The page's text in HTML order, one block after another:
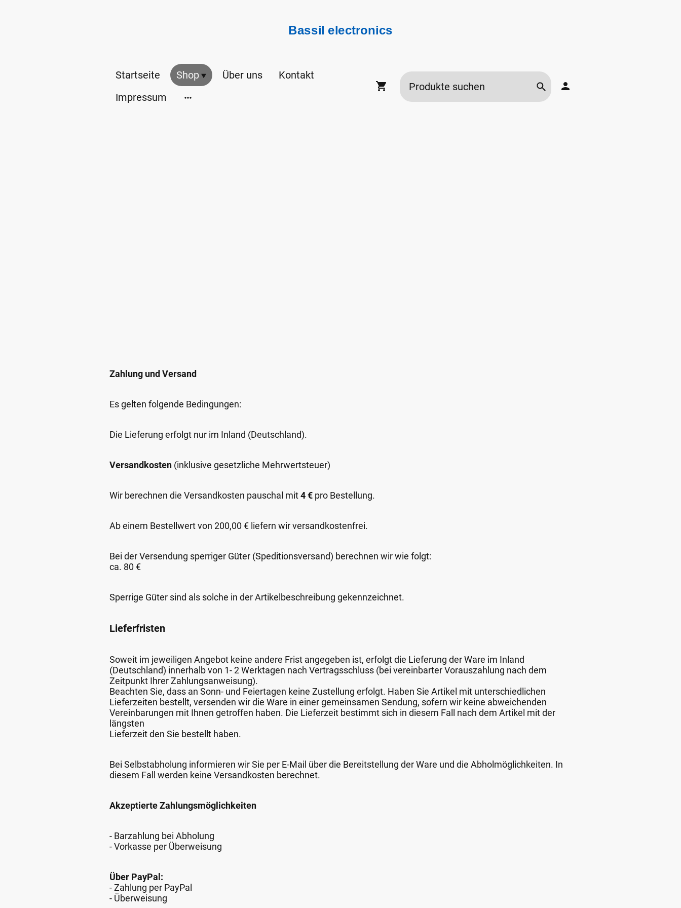
Bassil electronics
Startseite Shop Über uns
Kontakt
Impressum
Zahlung und Versand
Es gelten folgende Bedingungen:
Die Lieferung erfolgt nur im Inland (Deutschland).
Versandkosten (inklusive gesetzliche Mehrwertsteuer)
Wir berechnen die Versandkosten pauschal mit4 € pro Bestellung.
Ab einem Bestellwert von 200,00 € liefern wir versandkostenfrei.
Bei der Versendung sperriger Güter (Speditionsversand) berechnen wir wie folgt:
ca. 80 €
Sperrige Güter sind als solche in der Artikelbeschreibung gekennzeichnet.
Lieferfristen
Soweit im jeweiligen Angebot keine andere Frist angegeben ist, erfolgt die Lieferung der Ware im Inland
(Deutschland) innerhalb von 1- 2 Werktagen nach Vertragsschluss (bei vereinbarter Vorauszahlung nach dem
Zeitpunkt Ihrer Zahlungsanweisung).
Beachten Sie, dass an Sonn- und Feiertagen keine Zustellung erfolgt. Haben Sie Artikel mit unterschiedlichen
Lieferzeiten bestellt, versenden wir die Ware in einer gemeinsamen Sendung, sofern wir keine abweichenden
Vereinbarungen mit Ihnen getroffen haben. Die Lieferzeit bestimmt sich in diesem Fall nach dem Artikel mit der
längsten
Lieferzeit den Sie bestellt haben.
Bei Selbstabholung informieren wir Sie per E-Mail über die Bereitstellung der Ware und die Abholmöglichkeiten. In
diesem Fall werden keine Versandkosten berechnet.
Akzeptierte Zahlungsmöglichkeiten
- Barzahlung bei Abholung
- Vorkasse per Überweisung
Über PayPal:
- Zahlung per PayPal
- Überweisung